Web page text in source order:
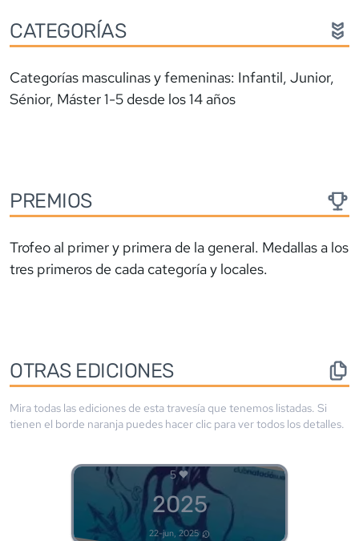
CATEGORÍAS
Categorías masculinas y femeninas: Infantil, Junior,
Sénior, Máster 1-5 desde los 14 años
PREMIOS
Trofeo al primer y primera de la general. Medallas a los
tres primeros de cada categoría y locales.
OTRAS EDICIONES
Mira todas las ediciones de esta travesía que tenemos listadas. Si
tienen el borde naranja puedes hacer clic para ver todos los detalles.
5
2025
22-jun, 2025